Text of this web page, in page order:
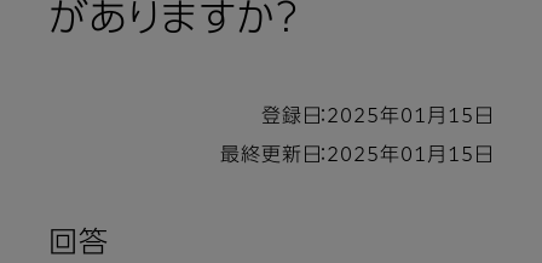
がありますか？
登録日：2025年01月15日
最終更新日：2025年01月15日
回答